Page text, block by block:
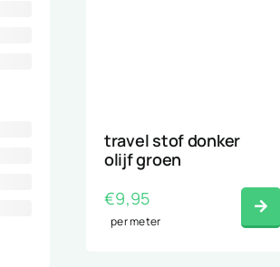
travel stof donker
olijf groen
€9,95
per meter